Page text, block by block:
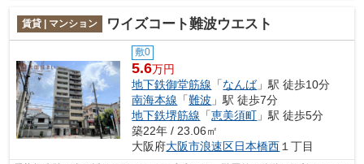
賃貸 | マンション ワイズコート難波ウエスト
敷0
5.6万円
地下鉄御堂筋線 「なんば」駅 徒歩10分
南海本線 「難波 」駅 徒歩7分
地下鉄堺筋線 「恵美須町 」駅 徒歩5分
築22年 / 23.06㎡
大阪府大阪市浪速区日本橋西 １丁目